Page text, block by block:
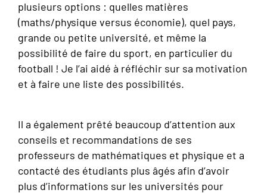
plusieurs options : quelles matières
(maths/physique versus économie), quel pays,
grande ou petite université, et même la
possibilité de faire du sport, en particulier du
football ! Je l’ai aidé à réfléchir sur sa motivation
et à faire une liste des possibilités.
Il a également prêté beaucoup d’attention aux
conseils et recommandations de ses
professeurs de mathématiques et physique et a
contacté des étudiants plus âgés afin d’avoir
plus d’informations sur les universités pour